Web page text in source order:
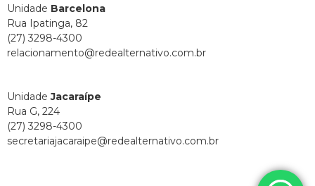
Unidade Barcelona
Rua Ipatinga, 82
(27) 3298-4300
relacionamento@redealternativo.com.br
UnidadeJacaraípe
Rua G, 224
(27) 3298-4300
secretariajacaraipe@redealternativo.com.br